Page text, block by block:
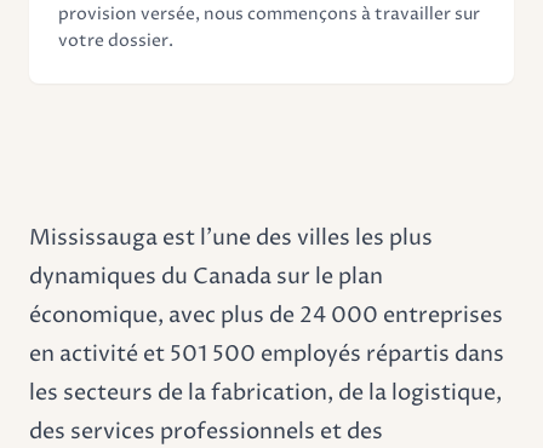
provision versée, nous commençons à travailler sur
votre dossier.
Mississauga est l'une des villes les plus
dynamiques du Canada sur le plan
économique, avec plus de 24 000 entreprises
en activité et 501 500 employés répartis dans
les secteurs de la fabrication, de la logistique,
des services professionnels et des